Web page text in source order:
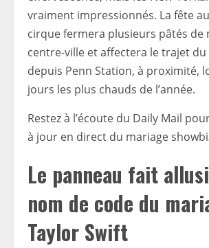
vraiment impressionnés. La fête
cirque fermera plusieurs pâtés de
centre-ville et affectera le trajet
depuis Penn Station, à proximité,
jours les plus chauds de l’année.
Restez à l’écoute du Daily Mail
à jour en direct du mariage
Le panneau fait
nom de code du
Taylor Swift